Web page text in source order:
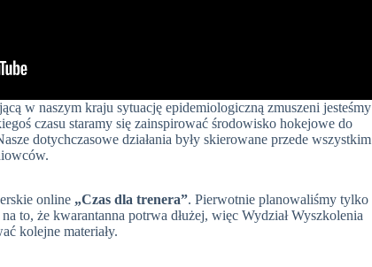
w naszym kraju sytuację epidemiologiczną zmuszeni jesteśmy
czasu staramy się zainspirować środowisko hokejowe do
dotychczasowe działania były skierowane przede wszystkim
online „Czas dla trenera”. Pierwotnie planowaliśmy tylko
to, że kwarantanna potrwa dłużej, więc Wydział Wyszkolenia
kolejne materiały.